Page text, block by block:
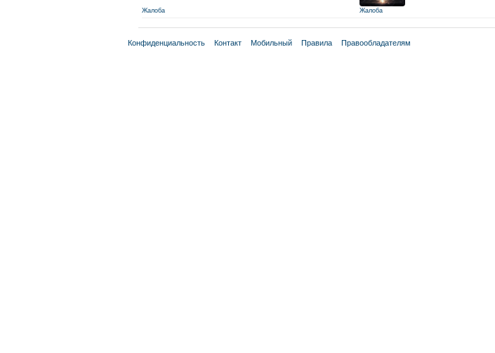
Жалоба Жалоба
Конфиденциальность Контакт Мобильный Правила Правообладателям